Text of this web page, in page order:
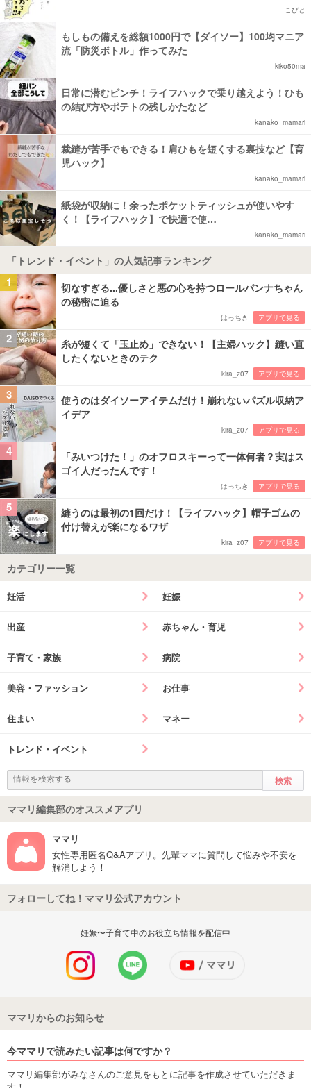
こびと
もしもの備えを総額1000円で【ダイソー】100均マニア
流「防災ボトル」作ってみた
kiko50ma
日常に潜むピンチ！ライフハックで乗り越えよう！ひも
の結び方やポテトの残しかたなど
kanako_mamari
裁縫が苦手でもできる！肩ひもを短くする裏技など【育
児ハック】
kanako_mamari
紙袋が収納に！余ったポケットティッシュが使いやす
く！【ライフハック】で快適で使…
kanako_mamari
「トレンド・イベント」の人気記事ランキング
1
切なすぎる...優しさと悪の心を持つロールパンナちゃん
の秘密に迫る
はっちき アプリで見る
2
糸が短くて「玉止め」できない！【主婦ハック】縫い直
したくないときのテク
kira_z07 アプリで見る
3
使うのはダイソーアイテムだけ！崩れないパズル収納ア
イデア
kira_z07 アプリで見る
4
「みいつけた！」のオフロスキーって一体何者？実はス
ゴイ人だったんです！
はっちき アプリで見る
5
縫うのは最初の1回だけ！【ライフハック】帽子ゴムの
付け替えが楽になるワザ
kira_z07 アプリで見る
カテゴリー一覧
妊活 妊娠
出産 赤ちゃん・育児
子育て・家族 病院
美容・ファッション お仕事
住まい マネー
トレンド・イベント
ママリ編集部のオススメアプリ
ママリ
女性専用匿名Q&Aアプリ。先輩ママに質問して悩みや不安を
解消しよう！
フォローしてね！ママリ公式アカウント
妊娠〜子育て中のお役立ち情報を配信中
ママリからのお知らせ
今ママリで読みたい記事は何ですか？
ママリ編集部がみなさんのご意見をもとに記事を作成させていただきま